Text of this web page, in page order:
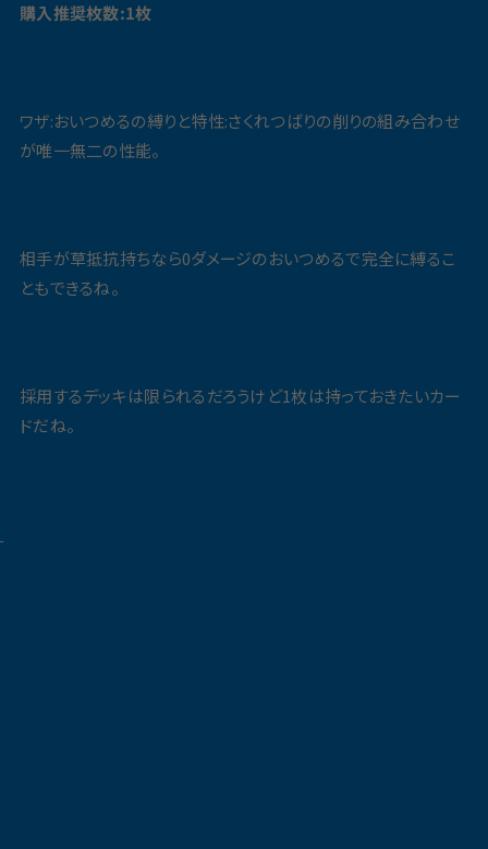
購入推奨枚数:1枚
ワザ:おいつめるの縛りと特性:さくれつばりの削りの組み合わせ
が唯一無二の性能。
相手が草抵抗持ちなら0ダメージのおいつめるで完全に縛るこ
ともできるね。
採用するデッキは限られるだろうけど1枚は持っておきたいカー
ドだね。